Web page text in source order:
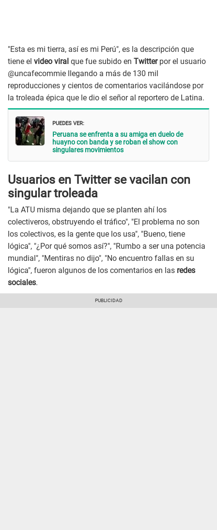
"Esta es mi tierra, así es mi Perú", es la descripción que
tiene el video viral que fue subido en Twitterpor el usuario
@uncafecommie llegando a más de 130 mil
reproducciones y cientos de comentarios vacilándose por
la troleada épica que le dio el señor al reportero de Latina.
PUEDES VER:
Peruana se enfrenta a su amiga en duelo de
huayno con banda y se roban el show con
singulares movimientos
Usuarios en Twitter se vacilan con
singular troleada
"La ATU misma dejando que se planten ahí los
colectiveros, obstruyendo el tráfico", "El problema no son
los colectivos, es la gente que los usa", "Bueno, tiene
lógica", "¿Por qué somos así?", "Rumbo a ser una potencia
mundial", "Mentiras no dijo", "No encuentro fallas en su
lógica", fueron algunos de los comentarios en las redes
sociales.